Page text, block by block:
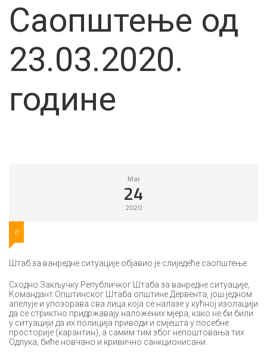
Саопштење од
23.03.2020.
године
Mar
24
2020
0
Штаб за ванредне ситуације објавио је слиједеће саопштење:
Сходно Закључку Републичког Штаба за ванредне ситуације,
Командант Општинског Штаба општине Дервента, још једном
апелује и упозорава сва лица која се налазе у кућној изолацији
да се стриктно придржавају наложених мјера, како не би били
у ситуацији да их полиција приводи и смјешта у посебне
просторије (карантин), а самим тим због непоштовања тих
Одлука, биће новчано и кривично санкционисани.